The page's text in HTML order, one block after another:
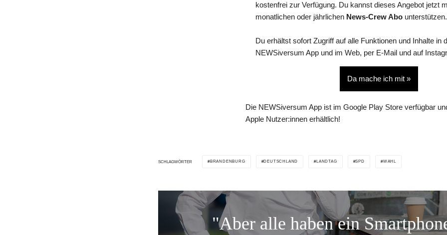
kostenfrei zur Verfügung. Du kannst dieses Angebot jetzt
monatlichen oder jährlichen News-Crew Abo unterstützen.
Du erhältst sofort Zugriff auf alle Funktionen und Inhalte in
NEWSiversum App und im Web, per E-Mail und auf
Da mache ich mit »
Die NEWSiversum App ist im Google Play Store verfügbar
Apple Nutzer:innen erhältlich!
SCHLAGWÖRTER BRANDENBURG DEUTSCHLAND LANDTAG SPD WAHL
"Aber alle haben ein